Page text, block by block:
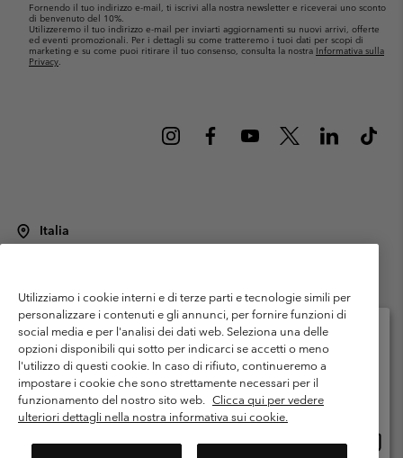
Fornendo il tuo indirizzo e-mail, ti iscrivi alla nostra newsletter e riceverai uno sconto
di benvenuto del 10%.
Utilizzeremo il tuo indirizzo e-mail per inviarti aggiornamenti su nuovi arrivi, offerte
ed eventi promozionali. Per i dettagli su come tratteremo i tuoi dati per scopi di
marketing e su come puoi ritirare il tuo consenso, consulta la nostra Informativa sulla
Privacy.
Italia
Termini di utilizzo
Condizioni Generali di Venditaa
Garanzia
Politica sulla privacy
Termini e condizioni del programma di membership
Condizioni di utilizzo dei contenuti generati dagli utenti
Impressum
Cookies
Public CBCR
Utilizziamo i cookie interni e di terze parti e tecnologie simili per
personalizzare i contenuti e gli annunci, per fornire funzioni di
social media e per l'analisi dei dati web. Seleziona una delle
opzioni disponibili qui sotto per indicarci se accetti o meno
l'utilizzo di questi cookie. In caso di rifiuto, continueremo a
impostare i cookie che sono strettamente necessari per il
funzionamento del nostro sito web. Clicca qui per vedere
ulteriori dettagli nella nostra informativa sui cookie.
Seleziona il paese di spedizione e la lingua
Shopping online disponibile